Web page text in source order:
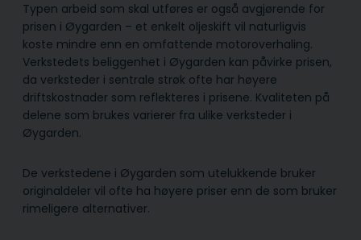
Typen arbeid som skal utføres er også avgjørende for
prisen i Øygarden – et enkelt oljeskift vil naturligvis
koste mindre enn en omfattende motoroverhaling.
Verkstedets beliggenhet i Øygarden kan påvirke prisen,
da verksteder i sentrale strøk ofte har høyere
driftskostnader som reflekteres i prisene. Kvaliteten på
delene som brukes varierer fra ulike verksteder i
Øygarden.
De verkstedene i Øygarden som utelukkende bruker
originaldeler vil ofte ha høyere priser enn de som bruker
rimeligere alternativer.